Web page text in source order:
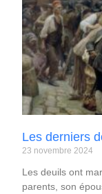
Les derniers
23 novembre 2024
Les deuils ont
parents, son